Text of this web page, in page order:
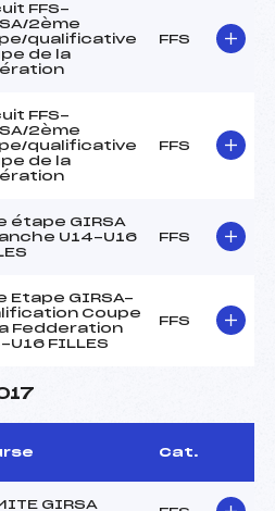
FFS-
2ème
qualificative
de la
FFS
FFS-
2ème
qualificative
de la
FFS
étape GIRSA
U14-U16
FFS
Etape GIRSA-
Coupe
Fedderation
U16 FILLES
FFS
Cat.
GIRSA